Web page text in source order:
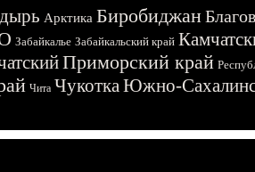
Арктика Биробиджан
Забайкалье Забайкальский край
Приморский край
Чита ЧукоткаЮжно-